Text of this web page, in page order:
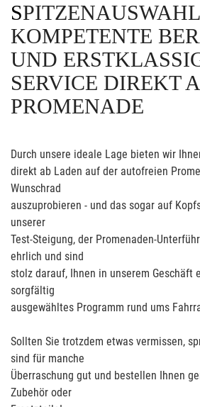
SPITZENAUSWAHL,
KOMPETENTE
UND
SERVICE DIREKT
PROMENADE
Durch unsere ideale Lage bieten wir
direkt ab Laden auf der autofreien
Wunschrad
auszuprobieren - und das sogar auf
unserer
Test-Steigung, der Promenaden-
ehrlich und sind
stolz darauf, Ihnen in unserem Geschäft
sorgfältig
ausgewähltes Programm rund ums
Sollten Sie trotzdem etwas vermissen,
sind für manche
Überraschung gut und bestellen Ihnen
Zubehör oder